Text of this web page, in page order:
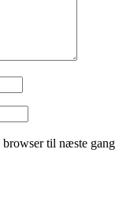
til næste gang